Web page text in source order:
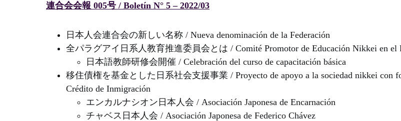
連合会会報 005号 / Boletín N° 5 – 2022/03
日本人会連合会の新しい名称 / Nueva denominación de la Federación
全パラグアイ日系人教育推進委員会とは / Comité Promotor de Educación Nikkei en el
日本語教師研修会開催 / Celebración del curso de capacitación básica
移住債権を基金とした日系社会支援事業 / Proyecto de apoyo a la sociedad nikkei con
Crédito de Inmigración
エンカルナシオン日本人会 / Asociación Japonesa de Encarnación
チャベス日本人会 / Asociación Japonesa de Federico Chávez